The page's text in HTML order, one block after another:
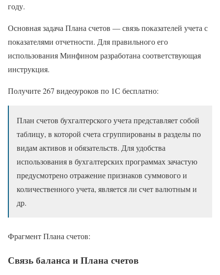
году.
Основная задача Плана счетов — связь показателей учета с
показателями отчетности. Для правильного его
использования Минфином разработана соответствующая
инструкция.
Получите 267 видеоуроков по 1С бесплатно:
План счетов бухгалтерского учета представляет собой
таблицу, в которой счета сгруппированы в разделы по
видам активов и обязательств. Для удобства
использования в бухгалтерских программах зачастую
предусмотрено отражение признаков суммового и
количественного учета, является ли счет валютным и
др.
Фрагмент Плана счетов:
Связь баланса и Плана счетов